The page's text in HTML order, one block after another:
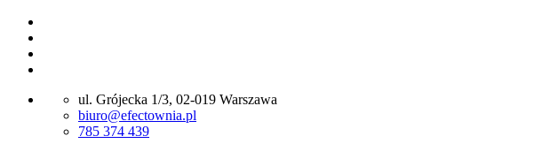
ul. Grójecka 1/3, 02-019 Warszawa
biuro@efectownia.pl
785 374 439